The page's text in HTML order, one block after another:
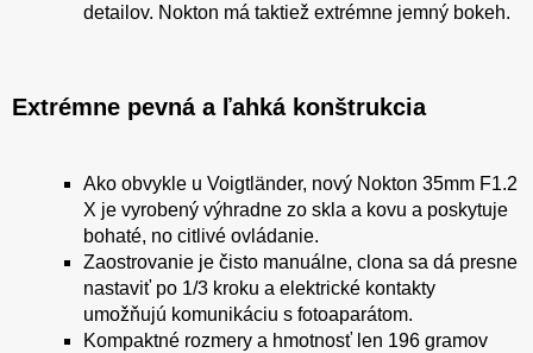
detailov. Nokton má taktiež extrémne jemný bokeh.
Extrémne pevná a ľahká konštrukcia
Ako obvykle u Voigtländer, nový Nokton 35mm F1.2
X je vyrobený výhradne zo skla a kovu a poskytuje
bohaté, no citlivé ovládanie.
Zaostrovanie je čisto manuálne, clona sa dá presne
nastaviť po 1/3 kroku a elektrické kontakty
umožňujú komunikáciu s fotoaparátom.
Kompaktné rozmery a hmotnosť len 196 gramov